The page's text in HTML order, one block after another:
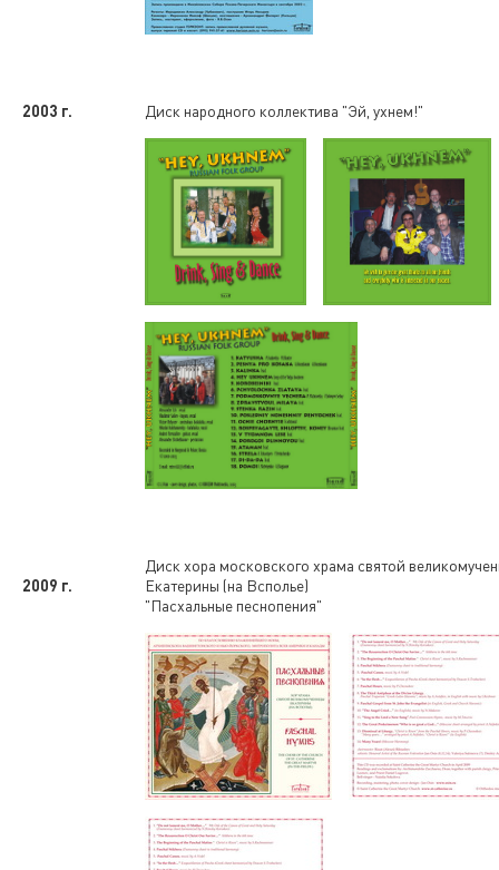
2003 г. Диск народного коллектива "Эй, ухнем!"
2009 г.
Диск хора московского храма святой
Екатерины (на Всполье)
"Пасхальные песнопения"